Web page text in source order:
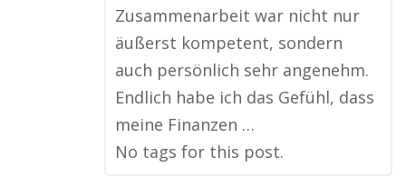
Zusammenarbeit war nicht nur
äußerst kompetent, sondern
auch persönlich sehr angenehm.
Endlich habe ich das Gefühl, dass
meine Finanzen …
No tags for this post.